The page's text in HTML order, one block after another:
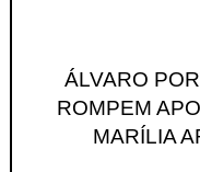
ÁLVARO
ROMPEM
MARÍLIA